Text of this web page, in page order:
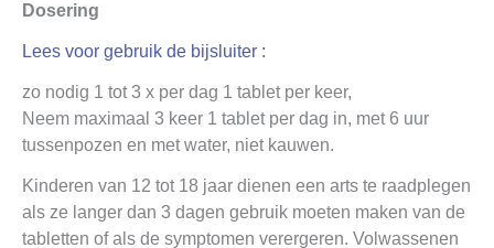
Dosering
Lees voor gebruik de bijsluiter :
zo nodig 1 tot 3 x per dag 1 tablet per keer,
Neem maximaal 3 keer 1 tablet per dag in, met 6 uur
tussenpozen en met water, niet kauwen.
Kinderen van 12 tot 18 jaar dienen een arts te raadplegen
als ze langer dan 3 dagen gebruik moeten maken van de
tabletten of als de symptomen verergeren. Volwassenen